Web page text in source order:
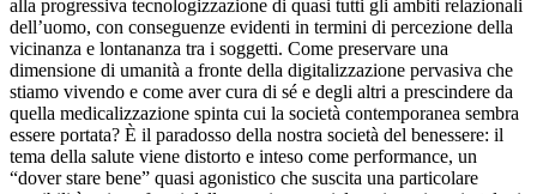
alla progressiva tecnologizzazione di quasi tutti gli ambiti relazionali
dell’uomo, con conseguenze evidenti in termini di percezione della
vicinanza e lontananza tra i soggetti. Come preservare una
dimensione di umanità a fronte della digitalizzazione pervasiva che
stiamo vivendo e come aver cura di sé e degli altri a prescindere da
quella medicalizzazione spinta cui la società contemporanea sembra
essere portata? È il paradosso della nostra società del benessere: il
tema della salute viene distorto e inteso come performance, un
“dover stare bene” quasi agonistico che suscita una particolare